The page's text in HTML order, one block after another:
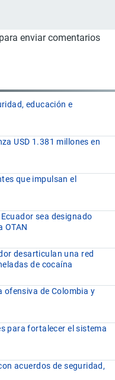
para enviar comentarios
educación e
USD 1.381 millones en
que impulsan el
sea designado
OTAN
desarticulan una red
de cocaína
ofensiva de Colombia y
para fortalecer el sistema
acuerdos de seguridad,